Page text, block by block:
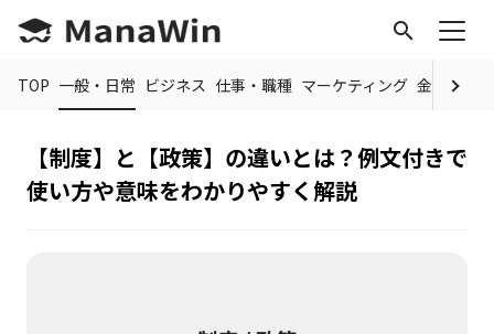
search
TOP 一般・日常 ビジネス 仕事・職種 マーケティング 金融 制度
【制度】と【政策】の違いとは？例文付きで
使い方や意味をわかりやすく解説